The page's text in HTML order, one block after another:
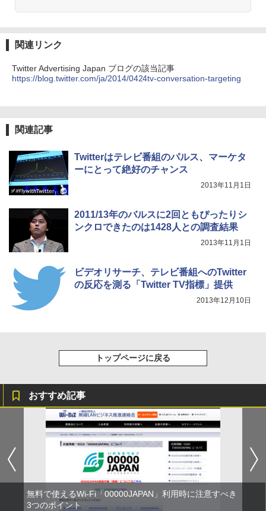
関連リンク
Twitter Advertising Japan ブログの該当記事
https://blog.twitter.com/ja/2014/0424tv-conversation-targeting
関連記事
Twitterはテレビ番組のパルス、マーケタ
ーにとって絶好のチャンス
2013年11月1日
2011/13年のバルスに2回ともぴったりシ
ンクロできたのは1428人との調査結果
2013年11月1日
ビデオリサーチ、テレビ番組へのTwitter
の反応を測る「Twitter TV指標」提供
2013年12月10日
トップページに戻る
おすすめ記事
無料で使えるWi-Fi「00000JAPAN」利用時に注意すべき
3つのポイント